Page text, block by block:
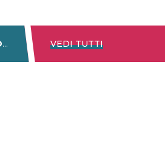
DISNEY+ NETFLIX
VEDI TUTTI